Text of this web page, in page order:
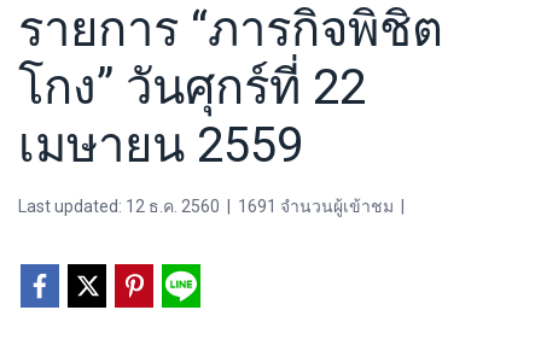
รายการ “ภารกิจพิชิต
โกง” วันศุกร์ที่ 22
เมษายน 2559
Last updated: 12 ธ.ค. 2560 1691 จำนวนผู้เข้าชม